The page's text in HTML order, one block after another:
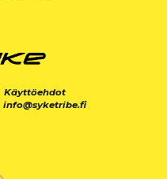
Käyttöehdot
info@syketribe.fi